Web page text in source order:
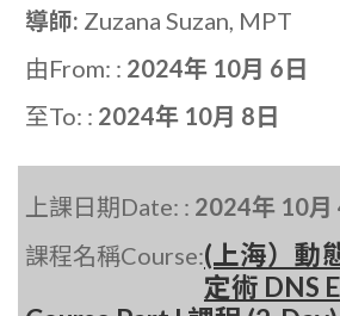
導師: Zuzana Suzan, MPT
由From: : 2024年 10月 6日
至To: : 2024年 10月 8日
上課日期Date: : 2024年 10月
課程名稱Course:(上海）動
定術 DNS